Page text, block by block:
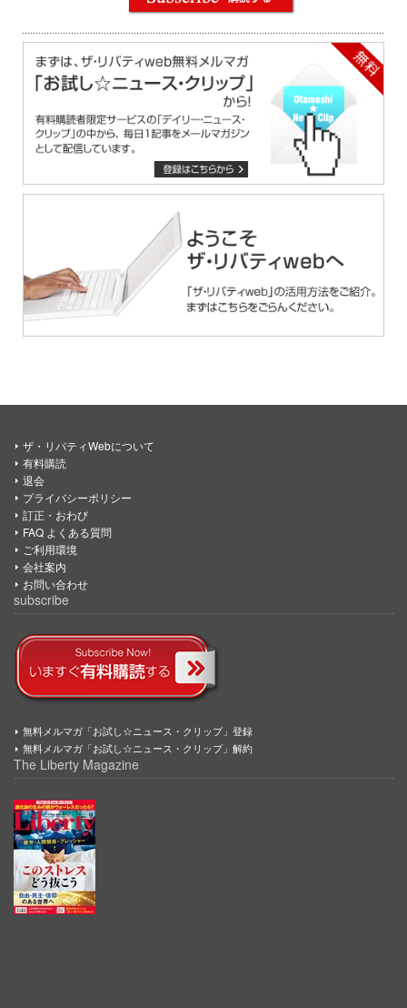
ザ・リバティWebについて
有料購読
退会
プライバシーポリシー
訂正・おわび
FAQ よくある質問
ご利用環境
会社案内
お問い合わせ
subscribe
無料メルマガ「お試し☆ニュース・クリップ」登録
無料メルマガ「お試し☆ニュース・クリップ」解約
The Liberty Magazine